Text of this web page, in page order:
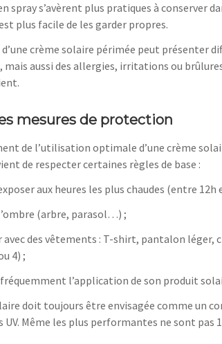
spray s’avèrent plus pratiques à conserver
plus facile de les garder propres.
crème solaire périmée peut présenter
mais aussi des allergies, irritations ou
mesures de protection
de l’utilisation optimale d’une crème
de respecter certaines règles de base :
aux heures les plus chaudes (entre 12h
(arbre, parasol…) ;
avec des vêtements : T-shirt, pantalon
4) ;
fréquemment l’application de son produit
doit toujours être envisagée comme un
UV. Même les plus performantes ne sont pas